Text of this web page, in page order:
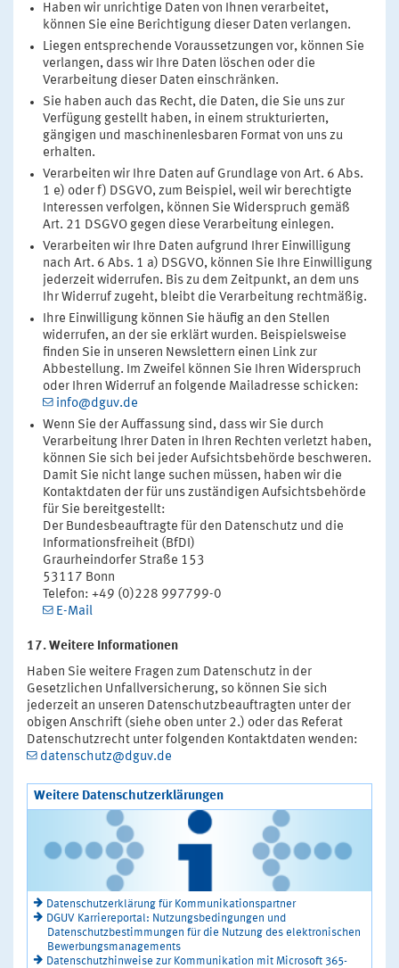
Haben wir unrichtige Daten von Ihnen verarbeitet,
können Sie eine Berichtigung dieser Daten verlangen.
Liegen entsprechende Voraussetzungen vor, können Sie
verlangen, dass wir Ihre Daten löschen oder die
Verarbeitung dieser Daten einschränken.
Sie haben auch das Recht, die Daten, die Sie uns zur
Verfügung gestellt haben, in einem strukturierten,
gängigen und maschinenlesbaren Format von uns zu
erhalten.
Verarbeiten wir Ihre Daten auf Grundlage von Art. 6 Abs.
1 e) oder f) DSGVO, zum Beispiel, weil wir berechtigte
Interessen verfolgen, können Sie Widerspruch gemäß
Art. 21 DSGVO gegen diese Verarbeitung einlegen.
Verarbeiten wir Ihre Daten aufgrund Ihrer Einwilligung
nach Art. 6 Abs. 1 a) DSGVO, können Sie Ihre Einwilligung
jederzeit widerrufen. Bis zu dem Zeitpunkt, an dem uns
Ihr Widerruf zugeht, bleibt die Verarbeitung rechtmäßig.
Ihre Einwilligung können Sie häufig an den Stellen
widerrufen, an der sie erklärt wurden. Beispielsweise
finden Sie in unseren Newslettern einen Link zur
Abbestellung. Im Zweifel können Sie Ihren Widerspruch
oder Ihren Widerruf an folgende Mailadresse schicken:
info@dguv.de
Wenn Sie der Auffassung sind, dass wir Sie durch
Verarbeitung Ihrer Daten in Ihren Rechten verletzt haben,
können Sie sich bei jeder Aufsichtsbehörde beschweren.
Damit Sie nicht lange suchen müssen, haben wir die
Kontaktdaten der für uns zuständigen Aufsichtsbehörde
für Sie bereitgestellt:
Der Bundesbeauftragte für den Datenschutz und die
Informationsfreiheit (BfDI)
Graurheindorfer Straße 153
53117 Bonn
Telefon: +49 (0)228 997799-0
E-Mail
17. Weitere Informationen
Haben Sie weitere Fragen zum Datenschutz in der
Gesetzlichen Unfallversicherung, so können Sie sich
jederzeit an unseren Datenschutzbeauftragten unter der
obigen Anschrift (siehe oben unter 2.) oder das Referat
Datenschutzrecht unter folgenden Kontaktdaten wenden:
datenschutz@dguv.de
Weitere Datenschutzerklärungen
Datenschutzerklärung für Kommunikationspartner
DGUV Karriereportal: Nutzungsbedingungen und
Datenschutzbestimmungen für die Nutzung des elektronischen
Bewerbungsmanagements
Datenschutzhinweise zur Kommunikation mit Microsoft 365-